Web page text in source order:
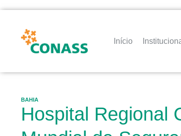
Início
BAHIA
Hospital Regional